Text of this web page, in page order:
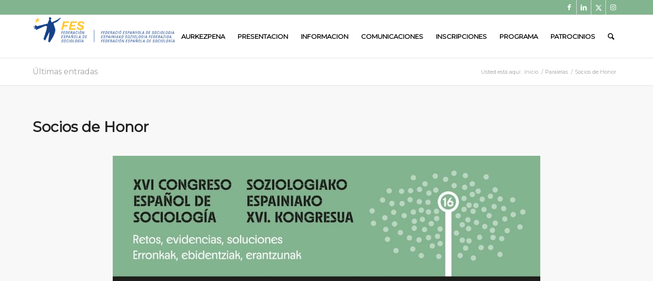
AURKEZPENA PRESENTACION INFORMACION COMUNICACIONES INSCRIPCIONES PROGRAMA PATROCINIOS
Últimas entradas Usted está aquí: Inicio / Paralelas / Socios de Honor
Socios de Honor